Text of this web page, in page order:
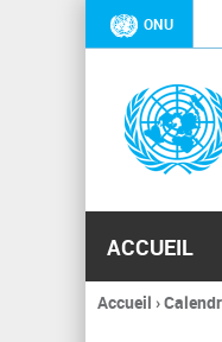
ONU
ACCUEIL
Vous
Accueil ›